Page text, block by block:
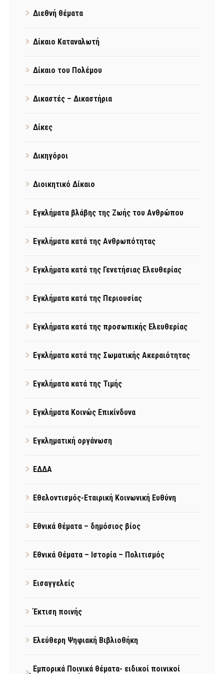
Διεθνή θέματα
Δίκαιο Καταναλωτή
Δίκαιο του Πολέμου
Δικαστές – Δικαστήρια
Δίκες
Δικηγόροι
Διοικητικό Δίκαιο
Εγκλήματα βλάβης της Ζωής του Ανθρώπου
Εγκλήματα κατά της Ανθρωπότητας
Εγκλήματα κατά της Γενετήσιας Ελευθερίας
Εγκλήματα κατά της Περιουσίας
Εγκλήματα κατά της προσωπικής Ελευθερίας
Εγκλήματα κατά της Σωματικής Ακεραιότητας
Εγκλήματα κατά της Τιμής
Εγκλήματα Κοινώς Επικίνδυνα
Εγκληματική οργάνωση
ΕΔΔΑ
Εθελοντισμός-Εταιρική Κοινωνική Ευθύνη
Εθνικά θέματα – δημόσιος βίος
Εθνικά Θέματα – Ιστορία – Πολιτισμός
Εισαγγελείς
Έκτιση ποινής
Ελεύθερη Ψηφιακή Βιβλιοθήκη
Εμπορικά Ποινικά θέματα- ειδικοί ποινικοί